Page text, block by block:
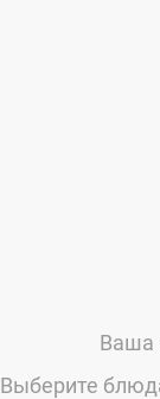
Ваша
Выберите